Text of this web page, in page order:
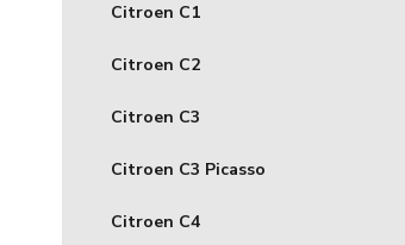
Citroen C1
Citroen C2
Citroen C3
Citroen C3 Picasso
Citroen C4